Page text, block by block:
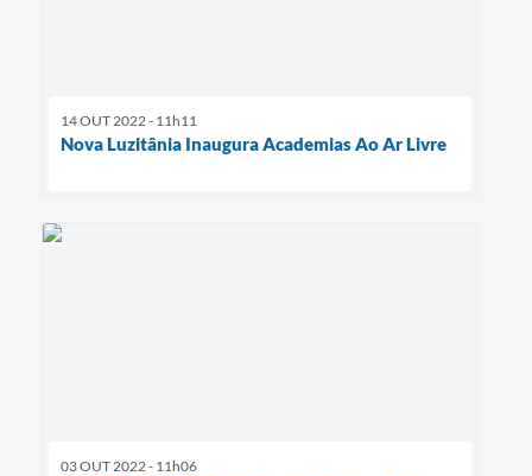
14 OUT 2022 - 11h11
Nova Luzitânia Inaugura Academias Ao Ar Livre
03 OUT 2022 - 11h06